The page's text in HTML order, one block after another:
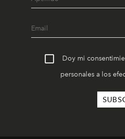
Doy mi
personales a los